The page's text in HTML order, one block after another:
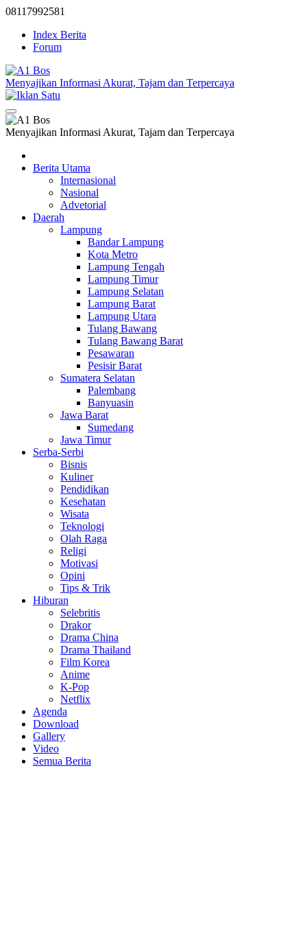
08117992581
Index Berita
Forum
Menyajikan Informasi Akurat, Tajam dan Terpercaya
Menyajikan Informasi Akurat, Tajam dan Terpercaya
Berita Utama
Internasional
Nasional
Advetorial
Daerah
Lampung
Bandar Lampung
Kota Metro
Lampung Tengah
Lampung Timur
Lampung Selatan
Lampung Barat
Lampung Utara
Tulang Bawang
Tulang Bawang Barat
Pesawaran
Pesisir Barat
Sumatera Selatan
Palembang
Banyuasin
Jawa Barat
Sumedang
Jawa Timur
Serba-Serbi
Bisnis
Kuliner
Pendidikan
Kesehatan
Wisata
Teknologi
Olah Raga
Religi
Motivasi
Opini
Tips & Trik
Hiburan
Selebritis
Drakor
Drama China
Drama Thailand
Film Korea
Anime
K-Pop
Netflix
Agenda
Download
Gallery
Video
Semua Berita